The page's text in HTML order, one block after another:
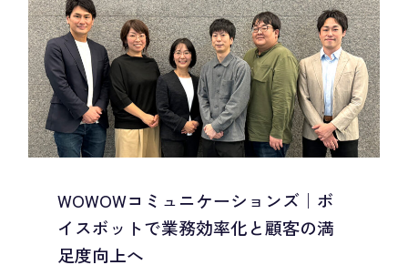
WOWOWコミュニケーションズ｜ボ
イスボットで業務効率化と顧客の満
足度向上へ